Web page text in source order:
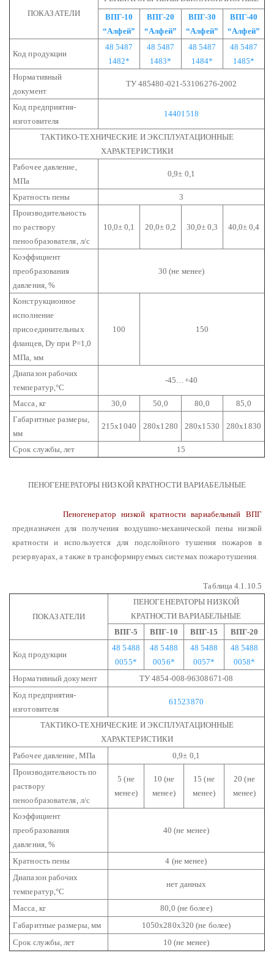
ПОКАЗАТЕЛИ
ВПГ-10
“Алфей”
ВПГ-20
“Алфей”
ВПГ-30
“Алфей”
ВПГ-40
“Алфей”
Код продукции
48 5487
1482*
48 5487
1483*
48 5487
1484*
48 5487
1485*
Нормативный
документ
ТУ 485480-021-53106276-2002
Код предприятия-
изготовителя
14401518
ТАКТИКО-ТЕХНИЧЕСКИЕ И ЭКСПЛУАТАЦИОННЫЕ
ХАРАКТЕРИСТИКИ
Рабочее давление,
МПа
0,9± 0,1
Кратность пены
3
Производительность
по раствору
пенообразователя, л/с
10,0± 0,1 20,0± 0,2 30,0± 0,3 40,0± 0,4
Коэффициент
преобразования
давления, %
30 (не менее)
Конструкционное
исполнение
присоединительных
фланцев, Dу при Р=1,0
МПа, мм
100 150
Диапазон рабочих
температур,°С
-45…+40
Масса, кг 30,0 50,0 80,0
85,0
Габаритные размеры,
мм
215х1040 280х1280 280х1530 280х1830
Срок службы, лет 15
ПЕНОГЕНЕРАТОРЫ НИЗКОЙ КРАТНОСТИ ВАРИАБЕЛЬНЫЕ
Пеногенератор низкой кратности вариабельный ВПГ
предназначен для получения воздушно-механической пены низкой
кратности и используется для подслойного тушения пожаров в
резервуарах, а также в трансформируемых системах пожаротушения.
Таблица 4.1.10.5
ПОКАЗАТЕЛИ
ПЕНОГЕНЕРАТОРЫ НИЗКОЙ
КРАТНОСТИ ВАРИАБЕЛЬНЫЕ
ВПГ-5
ВПГ-10 ВПГ-15 ВПГ-20
Код продукции
48 5488
0055*
48 5488
0056*
48 5488
0057*
48 5488
0058*
Нормативный документ
ТУ 4854-008-96308671-08
Код предприятия-
изготовителя
61523870
ТАКТИКО-ТЕХНИЧЕСКИЕ И ЭКСПЛУАТАЦИОННЫЕ
ХАРАКТЕРИСТИКИ
Рабочее давление, МПа
0,9± 0,1
Производительность по
раствору
пенообразователя, л/с
5 (не
менее)
10 (не
менее)
15 (не
менее)
20 (не
менее)
Коэффициент
преобразования
давления, %
40 (не менее)
Кратность пены
4 (не менее)
Диапазон рабочих
температур,°С
нет данных
Масса, кг
80,0 (не более)
Габаритные размеры, мм
1050х280х320 (не более)
Срок службы, лет
10 (не менее)